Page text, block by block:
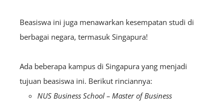
Beasiswa ini juga menawarkan kesempatan studi di
berbagai negara, termasuk Singapura!
Ada beberapa kampus di Singapura yang menjadi
tujuan beasiswa ini. Berikut rinciannya:
NUS Business School – Master of Business